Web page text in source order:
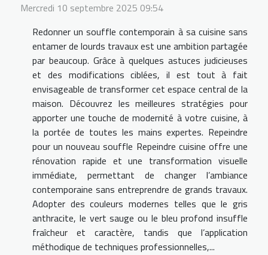
Mercredi 10 septembre 2025 09:54
Redonner un souffle contemporain à sa cuisine sans
entamer de lourds travaux est une ambition partagée
par beaucoup. Grâce à quelques astuces judicieuses
et des modifications ciblées, il est tout à fait
envisageable de transformer cet espace central de la
maison. Découvrez les meilleures stratégies pour
apporter une touche de modernité à votre cuisine, à
la portée de toutes les mains expertes. Repeindre
pour un nouveau souffle Repeindre cuisine offre une
rénovation rapide et une transformation visuelle
immédiate, permettant de changer l’ambiance
contemporaine sans entreprendre de grands travaux.
Adopter des couleurs modernes telles que le gris
anthracite, le vert sauge ou le bleu profond insuffle
fraîcheur et caractère, tandis que l’application
méthodique de techniques professionnelles,...